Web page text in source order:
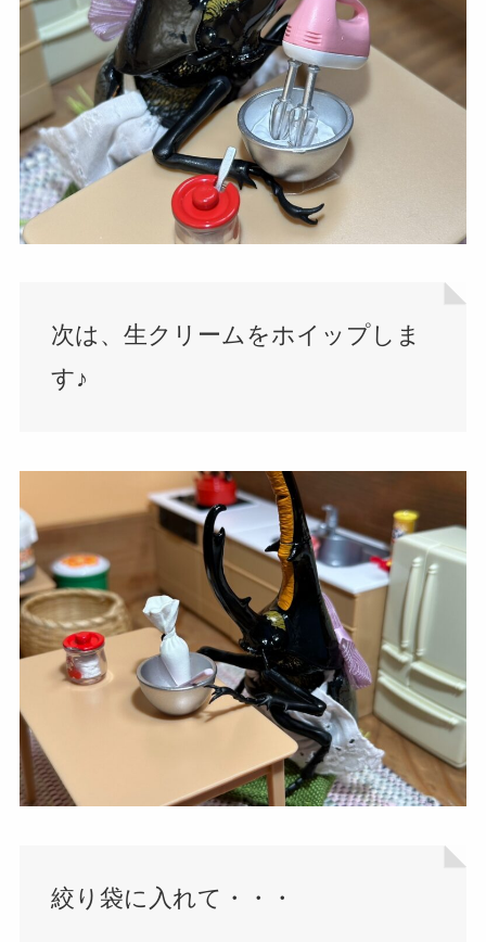
次は、生クリームをホイップしま
す♪
絞り袋に入れて・・・